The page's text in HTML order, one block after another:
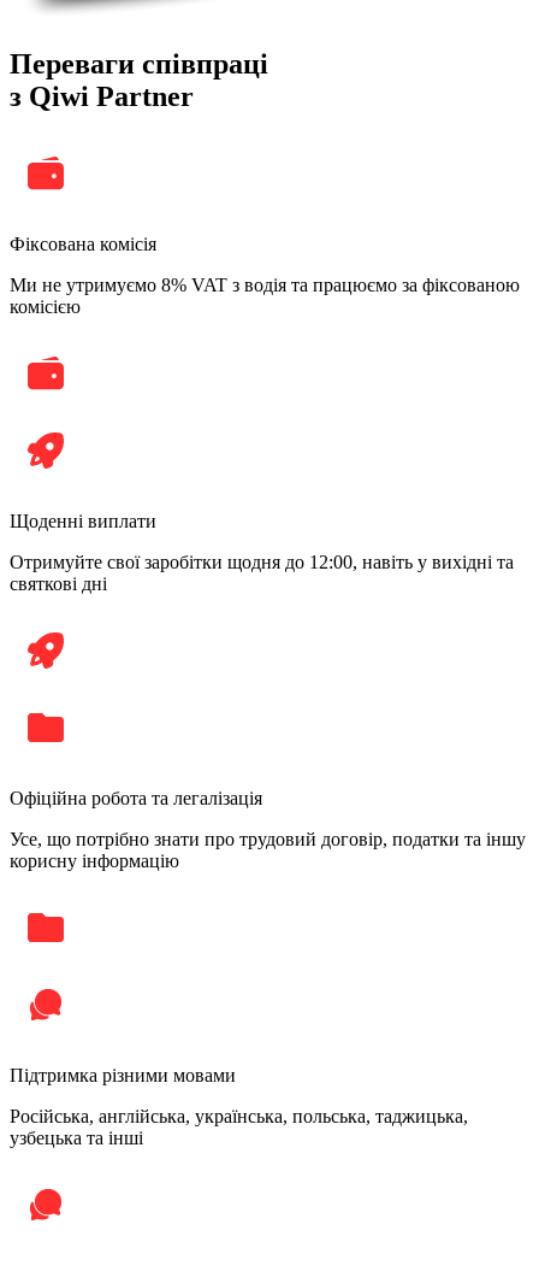
Переваги співпраці
з Qiwi Partner
Фіксована комісія
Ми не утримуємо 8% VAT з водія та працюємо за фіксованою
комісією
Щоденні виплати
Отримуйте свої заробітки щодня до 12:00, навіть у вихідні та
святкові дні
Офіційна робота та легалізація
Усе, що потрібно знати про трудовий договір, податки та іншу
корисну інформацію
Підтримка різними мовами
Російська, англійська, українська, польська, таджицька,
узбецька та інші